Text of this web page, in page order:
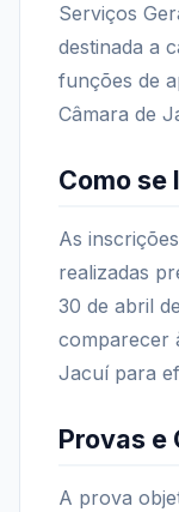
Serviços
destinada a
funções de
Câmara de
Como se
As
realizadas
30 de abril
comparecer
Jacuí para
Provas e
A prova